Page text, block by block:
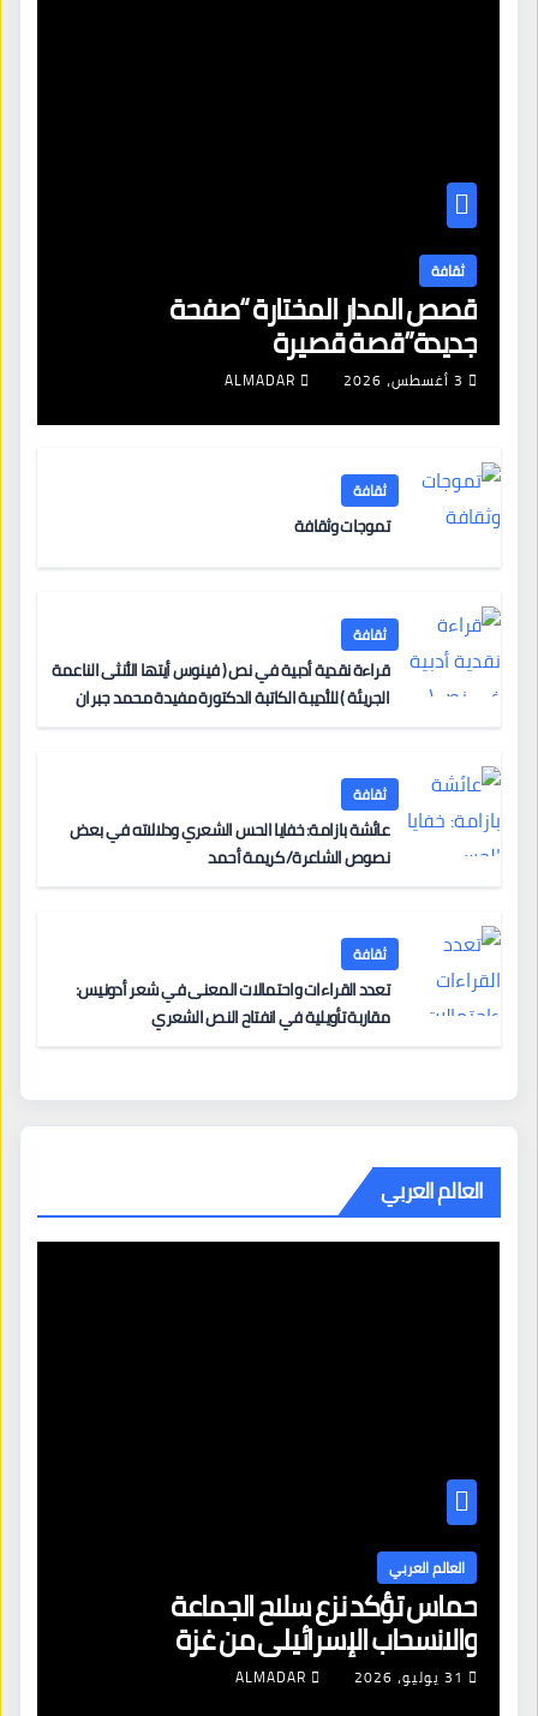
ثقافة
قصص المدار المختارة “صفحة
جديدة”قصة قصيرة
3 أغسطس، 2026 ALMADAR
ثقافة
تموجات وثقافة
ثقافة
قراءة نقدية أدبية في نص ( فينوس أيتها الأنثى الناعمة
الجريئة ) للأديبة الكاتبة الدكتورة مفيدة محمد جبران
ثقافة
عائشة بازامة: خفايا الحس الشعري ودلالاته في بعض
نصوص الشاعرة/ كريمة أحمد
ثقافة
تعدد القراءات واحتمالات المعنى في شعر أدونيس:
مقاربة تأويلية في انفتاح النص الشعري
العالم العربي
العالم العربي
حماس تؤكد نزع سلاح الجماعة
والانسحاب الإسرائيلي من غزة
31 يوليو، 2026 ALMADAR